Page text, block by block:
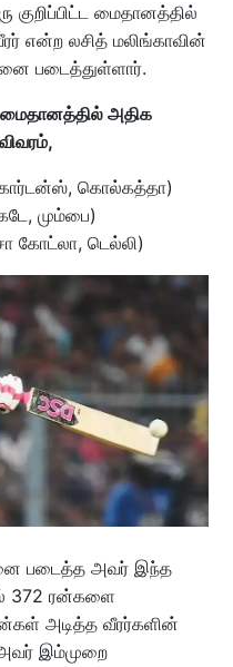
குறிப்பிட்ட மைதானத்தில்
என்ற லசித் மலிங்காவின்
படைத்துள்ளார்.
மைதானத்தில் அதிக
கார்டன்ஸ், கொல்கத்தா)
மும்பை)
கோட்லா, டெல்லி)
படைத்த அவர் இந்த
372 ரன்களை
அடித்த வீரர்களின்
அவர் இம்முறை